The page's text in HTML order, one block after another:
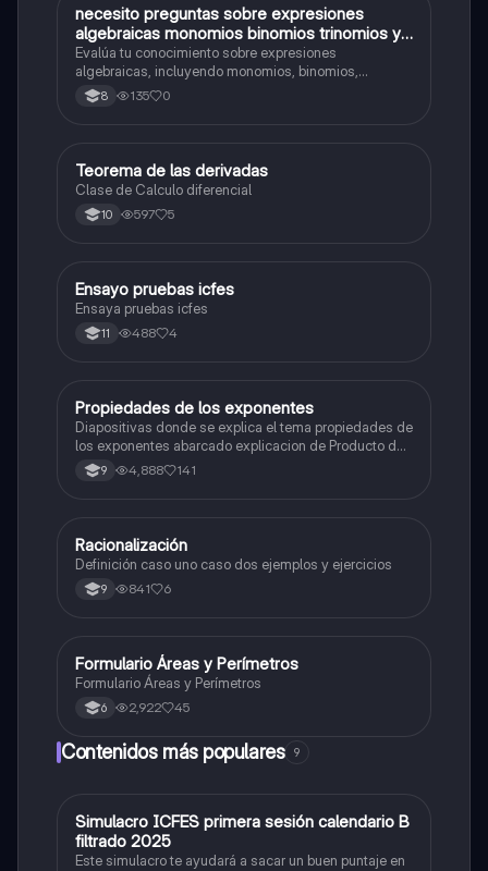
NMatemáticas
necesito preguntas sobre expresiones
algebraicas monomios binomios trinomios y
polinomios operaciones con polinomios
grado absoluto y un término grado absoluto
de un polinomio grado relativo de un
Evalúa tu conocimiento sobre expresiones
algebraicas, incluyendo monomios, binomios,
trinomios, polinomios y operaciones con polinomios.
8 135 0
Matemáticas
Teorema de las derivadas
Clase de Calculo diferencial
10 597 5
Matemáticas
Ensayo pruebas icfes
Ensaya pruebas icfes
11 488 4
Matemáticas
Propiedades de los exponentes
Diapositivas donde se explica el tema propiedades de
los exponentes abarcado explicacion de Producto de
potencias,Cociente de potencias,Potencia de una
potencia,Potencia de un producto,Potencia de un
9 4,888 141
Matemáticas
Racionalización
Definición caso uno caso dos ejemplos y ejercicios
9 841 6
Matemáticas
Formulario Áreas y Perímetros
Formulario Áreas y Perímetros
6 2,922 45
Contenidos más populares 9
ICFES: Matemáticas
Simulacro ICFES primera sesión calendario B
filtrado 2025
Este simulacro te ayudará a sacar un buen puntaje en